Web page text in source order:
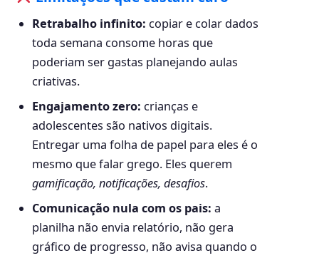
Retrabalho infinito: copiar e colar dados
toda semana consome horas que
poderiam ser gastas planejando aulas
criativas.
Engajamento zero: crianças e
adolescentes são nativos digitais.
Entregar uma folha de papel para eles é o
mesmo que falar grego. Eles querem
gamificação, notificações, desafios.
Comunicação nula com os pais: a
planilha não envia relatório, não gera
gráfico de progresso, não avisa quando o